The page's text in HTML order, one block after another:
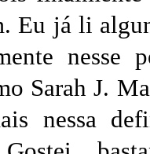
Eu já li
nesse
Sarah J.
nessa